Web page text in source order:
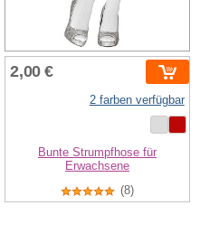
2,00 €
2 farben verfügbar
Bunte Strumpfhose für
Erwachsene
(8)